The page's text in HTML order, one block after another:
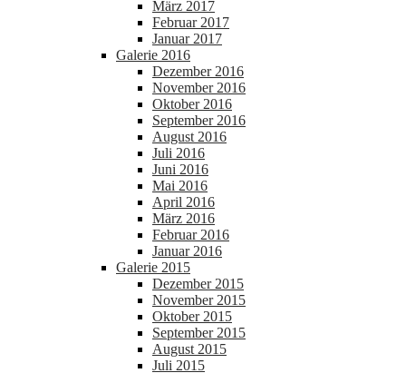
März 2017
Februar 2017
Januar 2017
Galerie 2016
Dezember 2016
November 2016
Oktober 2016
September 2016
August 2016
Juli 2016
Juni 2016
Mai 2016
April 2016
März 2016
Februar 2016
Januar 2016
Galerie 2015
Dezember 2015
November 2015
Oktober 2015
September 2015
August 2015
Juli 2015